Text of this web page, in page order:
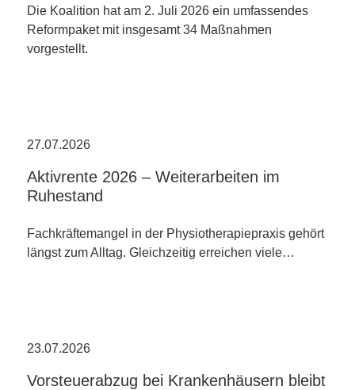
Die Koalition hat am 2. Juli 2026 ein umfassendes
Reformpaket mit insgesamt 34 Maßnahmen
vorgestellt.
27.07.2026
Aktivrente 2026 – Weiterarbeiten im
Ruhestand
Fachkräftemangel in der Physiotherapiepraxis gehört
längst zum Alltag. Gleichzeitig erreichen viele…
23.07.2026
Vorsteuerabzug bei Krankenhäusern bleibt